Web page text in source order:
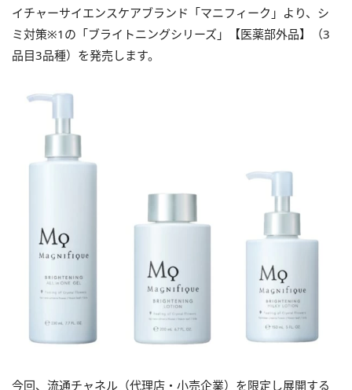
イチャーサイエンスケアブランド「マニフィーク」より、シ
ミ対策※1の「ブライトニングシリーズ」【医薬部外品】（3
品目3品種）を発売します。
今回、流通チャネル（代理店・小売企業）を限定し展開する